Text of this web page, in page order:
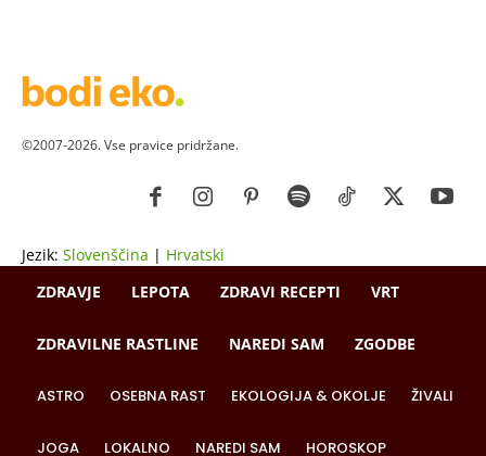
©2007-2026. Vse pravice pridržane.
Jezik: Slovenščina | Hrvatski
ZDRAVJE
LEPOTA ZDRAVI RECEPTI VRT
ZDRAVILNE RASTLINE NAREDI SAM ZGODBE
ASTRO OSEBNA RAST EKOLOGIJA & OKOLJE ŽIVALI
JOGA LOKALNO NAREDI SAM HOROSKOP